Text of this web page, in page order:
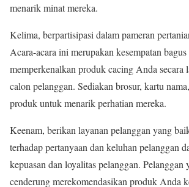
menarik minat mereka.
Kelima, berpartisipasi dalam pameran
Acara-acara ini merupakan kesempatan
memperkenalkan produk cacing Anda secara
calon pelanggan. Sediakan brosur, kartu
produk untuk menarik perhatian mereka.
Keenam, berikan layanan pelanggan yang
terhadap pertanyaan dan keluhan pelanggan
kepuasan dan loyalitas pelanggan. Pelanggan
cenderung merekomendasikan produk Anda